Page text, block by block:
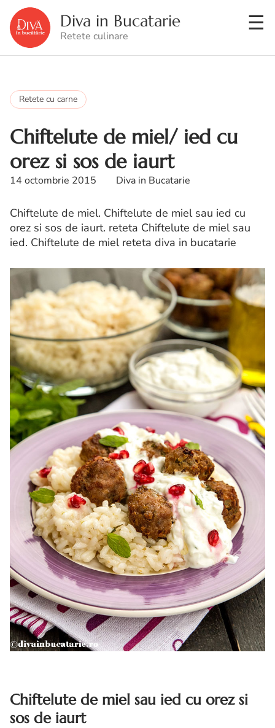
Diva in Bucatarie
Retete culinare
Retete cu carne
Chiftelute de miel/ ied cu
orez si sos de iaurt
14 octombrie 2015 Diva in Bucatarie
Chiftelute de miel. Chiftelute de miel sau ied cu
orez si sos de iaurt. reteta Chiftelute de miel sau
ied. Chiftelute de miel reteta diva in bucatarie
Chiftelute de miel sau ied cu orez si
sos de iaurt